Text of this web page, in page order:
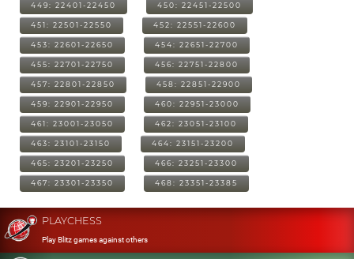
449: 22401-22450 450: 22451-22500
451: 22501-22550 452: 22551-22600
453: 22601-22650 454: 22651-22700
455: 22701-22750 456: 22751-22800
457: 22801-22850 458: 22851-22900
459: 22901-22950 460: 22951-23000
461: 23001-23050 462: 23051-23100
463: 23101-23150 464: 23151-23200
465: 23201-23250 466: 23251-23300
467: 23301-23350 468: 23351-23385
PLAYCHESS
Play Blitz games against others